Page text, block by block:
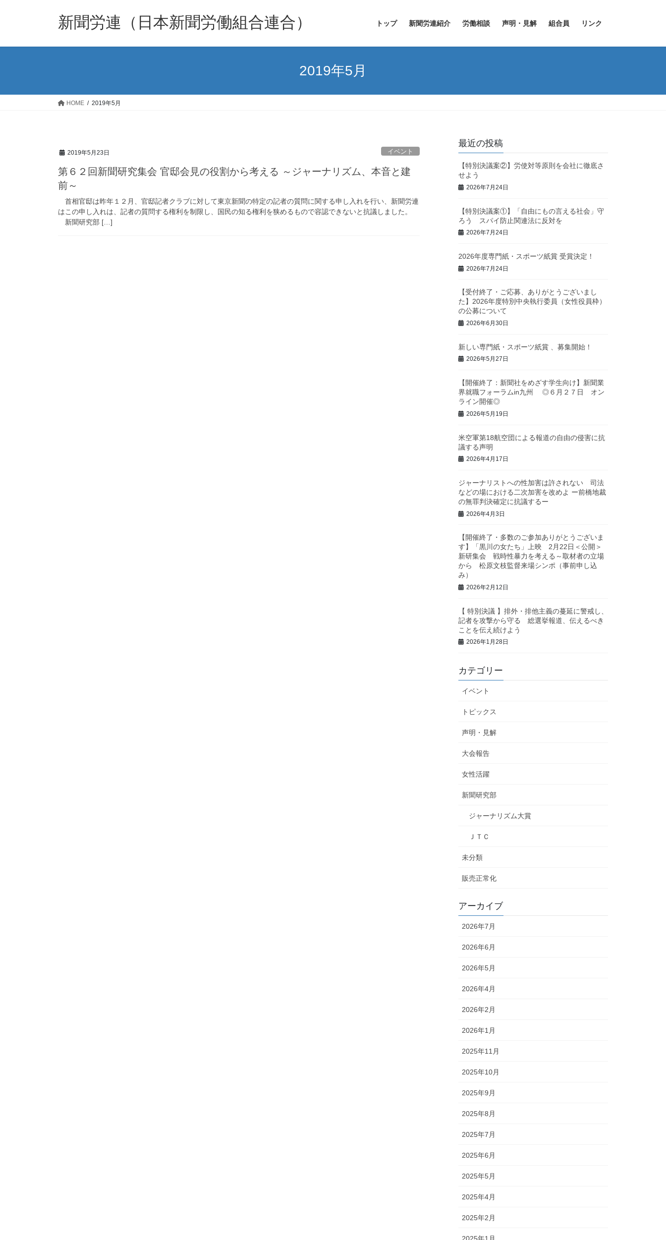
新聞労連（日本新聞労働組合連合） トップ 新聞労連紹介 労働相談 声明・見解 組合員 リンク
2019年5月
HOME 2019年5月
2019年5月23日 イベント
第６２回新聞研究集会 官邸会見の役割から考える ～ジャーナリズム、本音と建
前～
首相官邸は昨年１２月、官邸記者クラブに対して東京新聞の特定の記者の質問に関する申し入れを行い、新聞労連
はこの申し入れは、記者の質問する権利を制限し、国民の知る権利を狭めるもので容認できないと抗議しました。
新聞研究部 […]
最近の投稿
【特別決議案②】労使対等原則を会社に徹底さ
せよう
2026年7月24日
【特別決議案①】「自由にもの言える社会」守
ろう スパイ防止関連法に反対を
2026年7月24日
2026年度専門紙・スポーツ紙賞 受賞決定！
2026年7月24日
【受付終了・ご応募、ありがとうございまし
た】2026年度特別中央執行委員（女性役員枠）
の公募について
2026年6月30日
新しい専門紙・スポーツ紙賞 、募集開始！
2026年5月27日
【開催終了：新聞社をめざす学生向け】新聞業
界就職フォーラムin九州 ◎６月２７日 オン
ライン開催◎
2026年5月19日
米空軍第18航空団による報道の自由の侵害に抗
議する声明
2026年4月17日
ジャーナリストへの性加害は許されない 司法
などの場における二次加害を改めよ ー前橋地裁
の無罪判決確定に抗議するー
2026年4月3日
【開催終了・多数のご参加ありがとうございま
す】「黒川の女たち」上映 2月22日＜公開＞
新研集会 戦時性暴力を考える～取材者の立場
から 松原文枝監督来場シンポ（事前申し込
み）
2026年2月12日
【 特別決議 】排外・排他主義の蔓延に警戒し、
記者を攻撃から守る 総選挙報道、伝えるべき
ことを伝え続けよう
2026年1月28日
カテゴリー
イベント
トピックス
声明・見解
大会報告
女性活躍
新聞研究部
ジャーナリズム大賞
ＪＴＣ
未分類
販売正常化
アーカイブ
2026年7月
2026年6月
2026年5月
2026年4月
2026年2月
2026年1月
2025年11月
2025年10月
2025年9月
2025年8月
2025年7月
2025年6月
2025年5月
2025年4月
2025年2月